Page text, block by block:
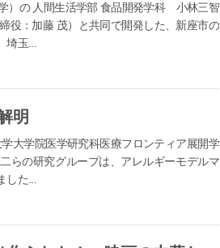
）の 人間生活学部 食品開発学科 小林三智
役：加藤 茂）と共同で開発した、新座市の
埼玉...
明
大学院医学研究科医療フロンティア展開学
らの研究グループは、アレルギーモデルマ
した...